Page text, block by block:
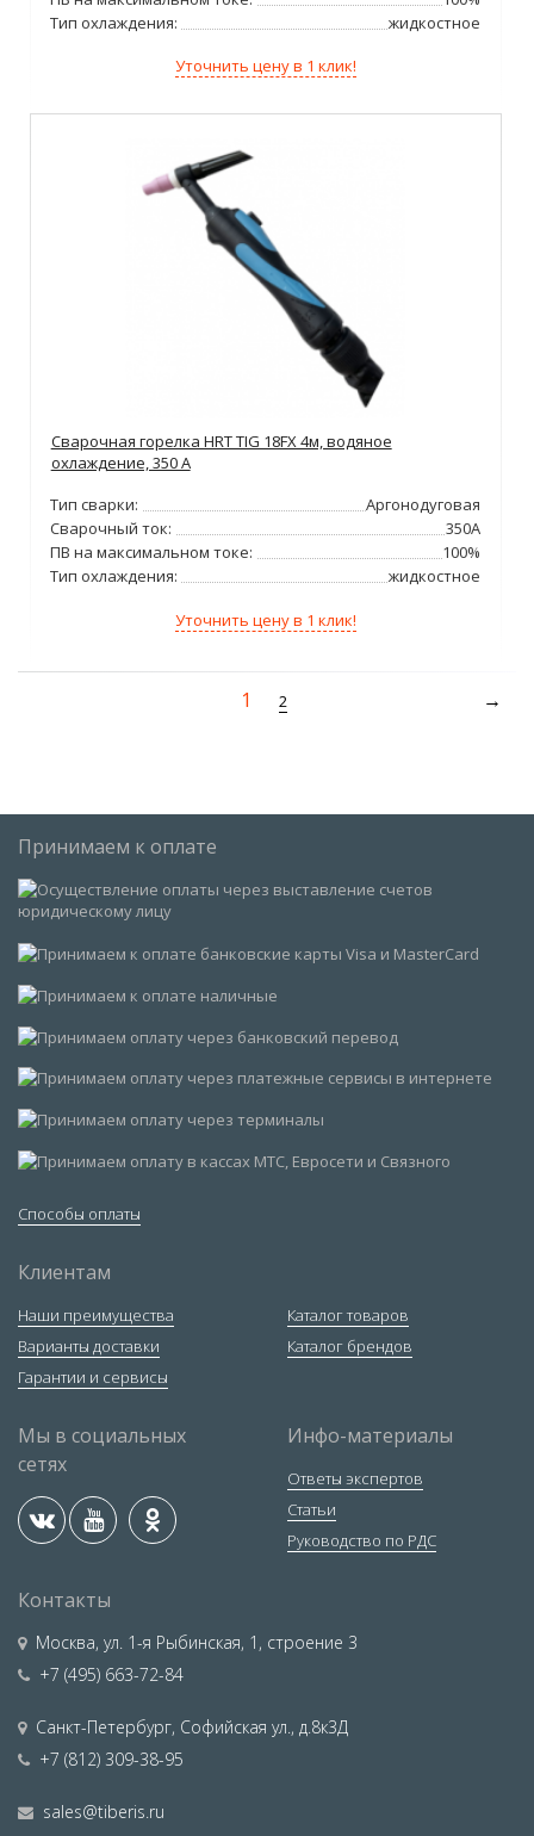
Тип охлаждения:
жидкостное
Уточнить цену в 1 клик!
Сварочная горелка HRT TIG 18FX 4м, водяное
охлаждение, 350 А
Тип сварки:
Аргонодуговая
Сварочный ток:
350А
ПВ на максимальном токе:
100%
Тип охлаждения:
жидкостное
Уточнить цену в 1 клик!
1 2
Принимаем к оплате
Способы оплаты
Клиентам
Наши преимущества
Варианты доставки
Гарантии и сервисы
Каталог товаров
Каталог брендов
Мы в социальных
сетях
Инфо-материалы
Ответы экспертов
Статьи
Руководство по РДС
Контакты
Москва, ул. 1-я Рыбинская, 1, строение 3
+7 (495) 663-72-84
Санкт-Петербург, Софийская ул., д.8к3Д
+7 (812) 309-38-95
sales@tiberis.ru